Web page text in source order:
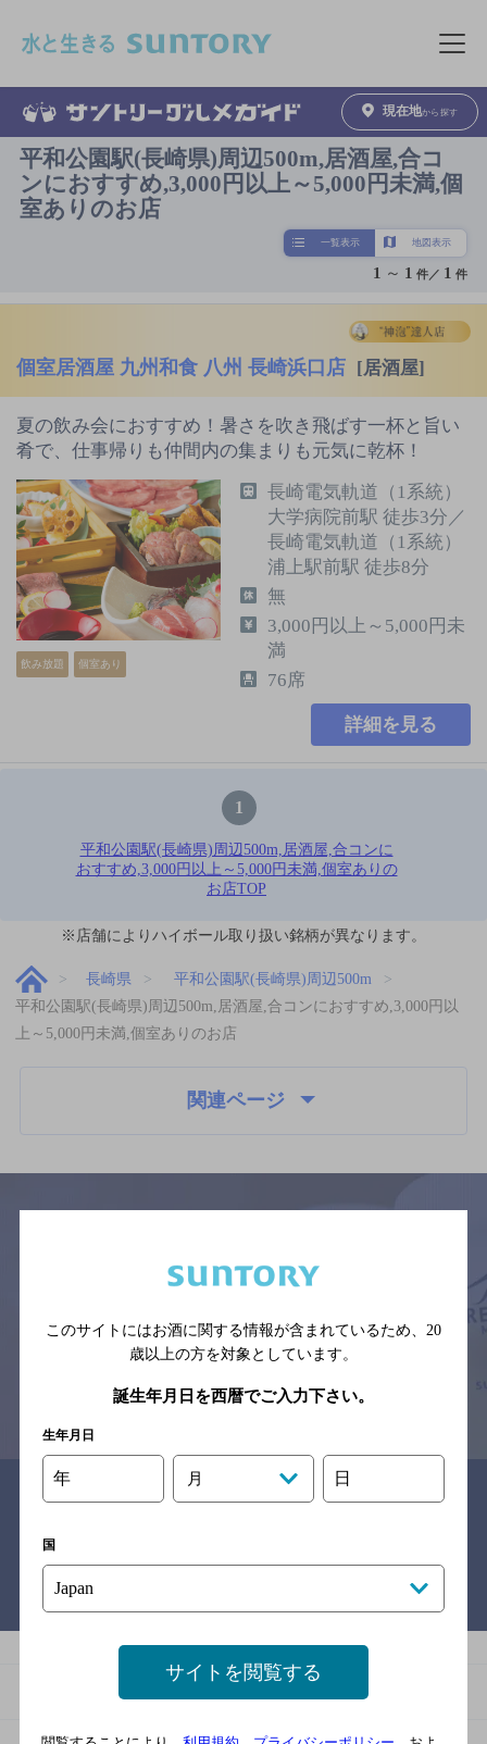
メニュ
現在地から探す
平和公園駅(長崎県)周辺500m,居酒屋,合コ
ンにおすすめ,3,000円以上～5,000円未満,個
室ありのお店
一覧表示 地図表示
1 ～ 1 件／ 1 件
個室居酒屋 九州和食 八州 長崎浜口店 [居酒屋]
夏の飲み会におすすめ！暑さを吹き飛ばす一杯と旨い
肴で、仕事帰りも仲間内の集まりも元気に乾杯！
飲み放題 個室あり
長崎電気軌道（1系統）
大学病院前駅 徒歩3分／
長崎電気軌道（1系統）
浦上駅前駅 徒歩8分
無
3,000円以上～5,000円未
満
76席
詳細を見る
1
平和公園駅(長崎県)周辺500m,居酒屋,合コンに
おすすめ,3,000円以上～5,000円未満,個室ありの
お店TOP
※店舗によりハイボール取り扱い銘柄が異なります。
長崎県
平和公園駅(長崎県)周辺500m
平和公園駅(長崎県)周辺500m,居酒屋,合コンにおすすめ,3,000円以
上～5,000円未満,個室ありのお店
関連ページ
サイトマップ ご意見・ご感想 利用規約
念のためお店にご確認の上ご来店くださいますようお願い申し上げま
す。
情報提供：ぐるなび
関連リンク
このサイトにはお酒に関する情報が含まれているため、 20
歳以上の方を対象としています。
誕生年月日を西暦でご入力下さい。
生年月日
年 月 日
国
サイトを閲覧する